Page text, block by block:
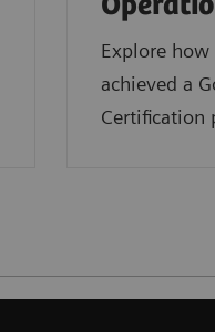
Explore how
achieved a
Certification